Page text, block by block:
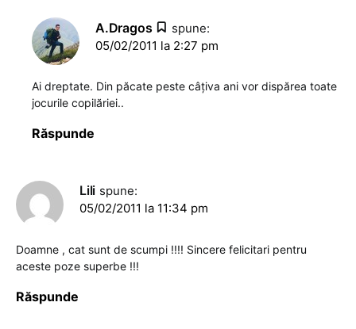
A.Dragos
spune:
05/02/2011 la 2:27 pm
Ai dreptate. Din păcate peste câţiva ani vor dispărea toate
jocurile copilăriei..
Răspunde
Lili spune:
05/02/2011 la 11:34 pm
Doamne , cat sunt de scumpi !!!! Sincere felicitari pentru
aceste poze superbe !!!
Răspunde